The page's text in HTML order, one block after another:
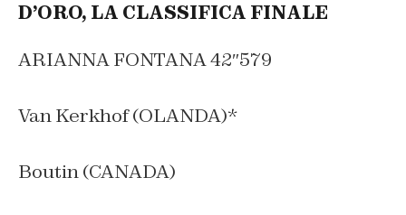
D’ORO, LA CLASSIFICA FINALE
ARIANNA FONTANA 42″579
Van Kerkhof (OLANDA)*
Boutin (CANADA)